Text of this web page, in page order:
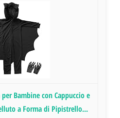
Bambine con Cappuccio e
a Forma di Pipistrello...